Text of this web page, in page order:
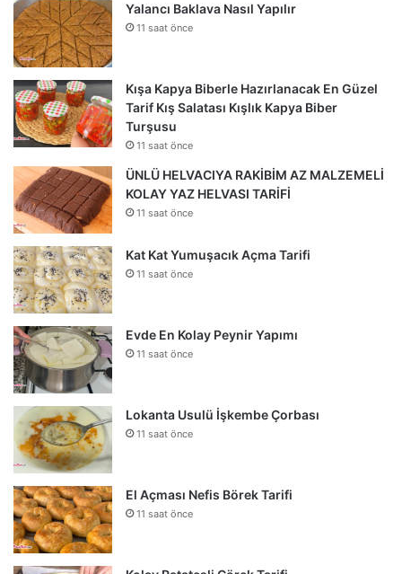
Yalancı Baklava Nasıl Yapılır
11 saat önce
Kışa Kapya Biberle Hazırlanacak En Güzel
Tarif Kış Salatası Kışlık Kapya Biber
Turşusu
11 saat önce
ÜNLÜ HELVACIYA RAKİBİM AZ MALZEMELİ
KOLAY YAZ HELVASI TARİFİ
11 saat önce
Kat Kat Yumuşacık Açma Tarifi
11 saat önce
Evde En Kolay Peynir Yapımı
11 saat önce
Lokanta Usulü İşkembe Çorbası
11 saat önce
El Açması Nefis Börek Tarifi
11 saat önce